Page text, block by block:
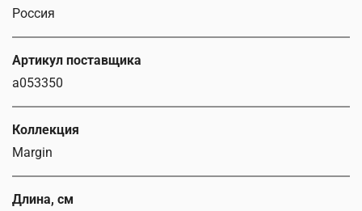
Россия
Артикул поставщика
a053350
Коллекция
Margin
Длина, см